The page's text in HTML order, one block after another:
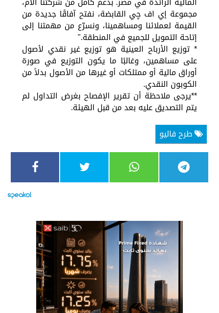
مجموعة إي اف چي القابضة، نفتح آفاقًا جديدة من
القيمة لعملائنا ومساهمينا، ونسرّع من مهمتنا إلى
إتاحة التمويل للجميع في المنطقة."
* توزيع الأرباح العينية هو توزيع غير نقدي لأصول
على مساهمين، وغالبًا ما يكون التوزيع في صورة
أوراق مالية أو ممتلكات أو غيرها من الأصول بدلاً من
الكوبون النقدي.
**يرجى ملاحظة أن تقرير الإفصاح بغرض التداول لم
يتم التصديق عليه بعد من قبل الهيئة.
طرح فاليو